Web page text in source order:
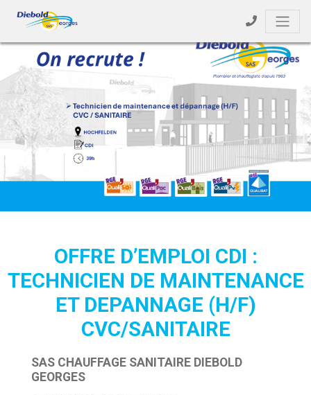
OFFRE D’EMPLOI CDI :
TECHNICIEN DE MAINTENANCE
ET DEPANNAGE (H/F)
CVC/SANITAIRE
SAS CHAUFFAGE SANITAIRE DIEBOLD
GEORGES